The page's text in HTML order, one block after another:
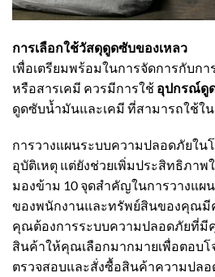
การเลือกใช้วัสดุดูดซับของเหลว
เพื่อเตรียมพร้อมในการจัดการกับกา
หรือสารเคมี ควรมีการใช้ อุปกรณ์ดู
ดูดซับน้ำมันและเคมี ที่สามารถใช้ใ
การวางแผนระบบความปลอดภัยใน
อุบัติเหตุ แต่ยังช่วยเพิ่มประสิทธิภาพ
มองข้าม 10 จุดสำคัญในการวางแผ
ของพนักงานและทรัพย์สินของคุณมี
คุณต้องการระบบความปลอดภัยที่
สินค้าให้คุณเลือกมากมายเพื่อตอบ
ตรวจสอบและสั่งซื้อสินค้าความปล